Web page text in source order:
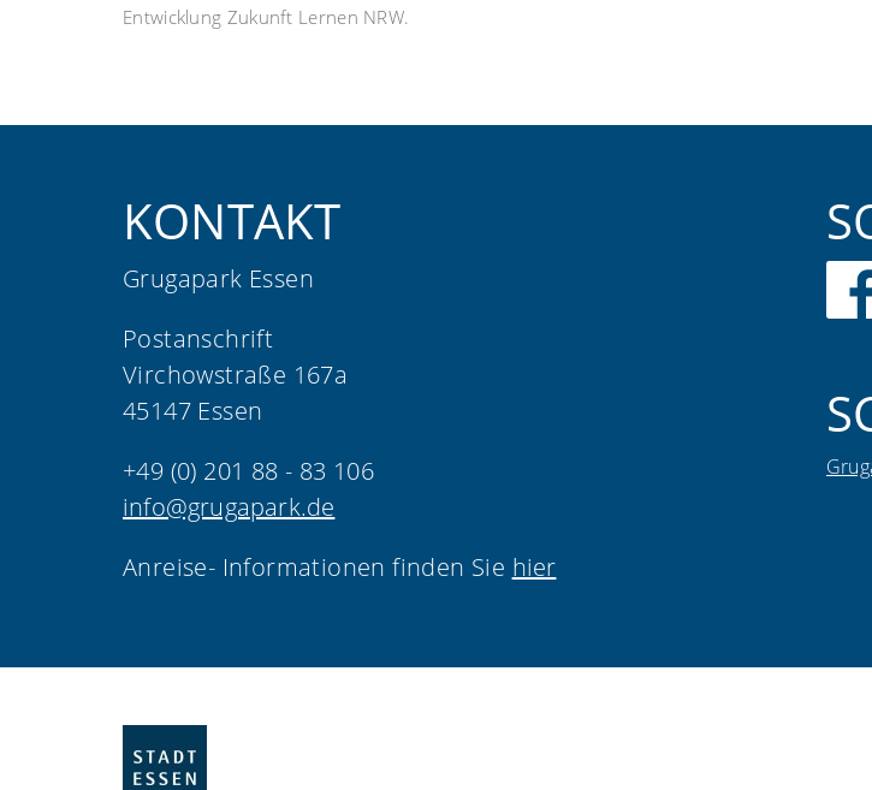
Entwicklung Zukunft Lernen NRW.
KONTAKT
Grugapark Essen
Postanschrift
Virchowstraße 167a
45147 Essen
+49 (0) 201 88 - 83 106
info@grugapark.de
Anreise- Informationen finden Sie hier